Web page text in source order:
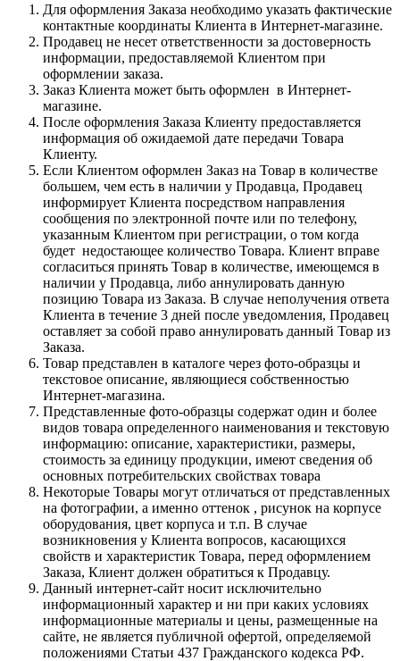
Для оформления Заказа необходимо указать фактические
контактные координаты Клиента в Интернет-магазине.
Продавец не несет ответственности за достоверность
информации, предоставляемой Клиентом при
оформлении заказа.
Заказ Клиента может быть оформлен в Интернет-
магазине.
После оформления Заказа Клиенту предоставляется
информация об ожидаемой дате передачи Товара
Клиенту.
Если Клиентом оформлен Заказ на Товар в количестве
большем, чем есть в наличии у Продавца, Продавец
информирует Клиента посредством направления
сообщения по электронной почте или по телефону,
указанным Клиентом при регистрации, о том когда
будет недостающее количество Товара. Клиент вправе
согласиться принять Товар в количестве, имеющемся в
наличии у Продавца, либо аннулировать данную
позицию Товара из Заказа. В случае неполучения ответа
Клиента в течение 3 дней после уведомления, Продавец
оставляет за собой право аннулировать данный Товар из
Заказа.
Товар представлен в каталоге через фото-образцы и
текстовое описание, являющиеся собственностью
Интернет-магазина.
Представленные фото-образцы содержат один и более
видов товара определенного наименования и текстовую
информацию: описание, характеристики, размеры,
стоимость за единицу продукции, имеют сведения об
основных потребительских свойствах товара
Некоторые Товары могут отличаться от представленных
на фотографии, а именно оттенок , рисунок на корпусе
оборудования, цвет корпуса и т.п. В случае
возникновения у Клиента вопросов, касающихся
свойств и характеристик Товара, перед оформлением
Заказа, Клиент должен обратиться к Продавцу.
Данный интернет-сайт носит исключительно
информационный характер и ни при каких условиях
информационные материалы и цены, размещенные на
сайте, не является публичной офертой, определяемой
положениями Статьи 437 Гражданского кодекса РФ.